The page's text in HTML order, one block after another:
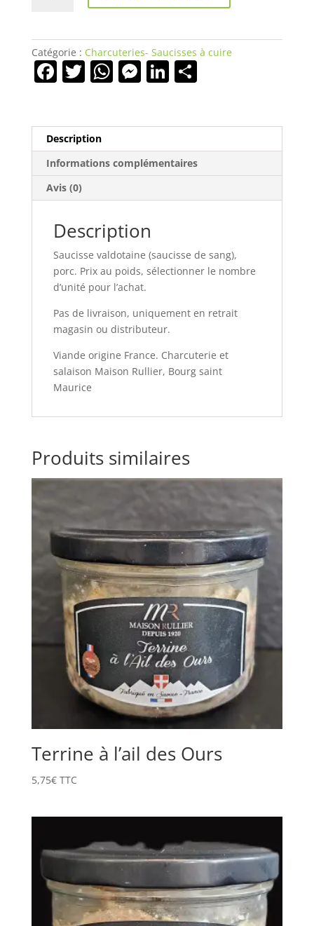
sèche
Catégorie : Charcuteries- Saucisses à cuire
F
e
b
o
o
k
T
er
W
A
p
p
M
n
g
er
Li
dI
n
P
er
Description
Informations complémentaires
Avis (0)
Description
Saucisse valdotaine (saucisse de sang),
porc. Prix au poids, sélectionner le nombre
d’unité pour l’achat.
Pas de livraison, uniquement en retrait
magasin ou distributeur.
Viande origine France. Charcuterie et
salaison Maison Rullier, Bourg saint
Maurice
Produits similaires
Terrine à l’ail des Ours
5,75€ TTC